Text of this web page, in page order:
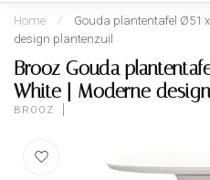
Home /
Gouda plantentafel Ø51
design plantenzuil
Brooz Gouda
White | Moderne
BROOZ